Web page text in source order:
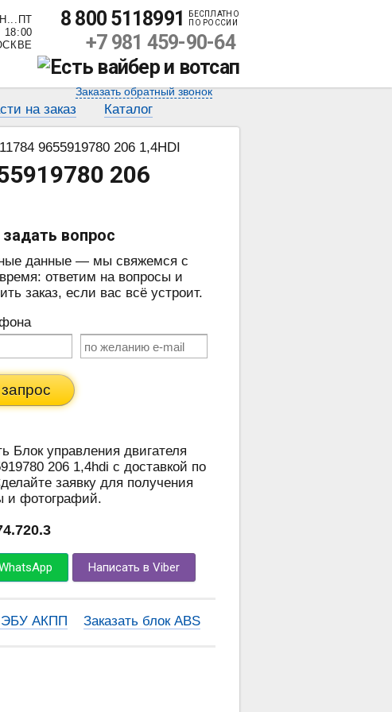
8 800 5118991
БЕСПЛАТНО
ПО РОССИИ
+7 981 459-90-64
Заказать обратный звонок
на заказ Каталог
9655919780 206 1,4HDI
206
вопрос
данные — мы свяжемся с
ответим на вопросы и
заказ, если вас всё устроит.
Блок управления двигателя
206 1,4hdi с доставкой по
заявку для получения
и фотографий.
Написать в Viber
ЭБУ АКПП Заказать блок ABS